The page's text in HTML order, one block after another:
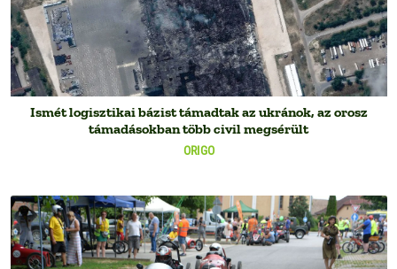
ORIGO
Ismét logisztikai bázist támadtak az ukránok, az orosz
támadásokban több civil megsérült